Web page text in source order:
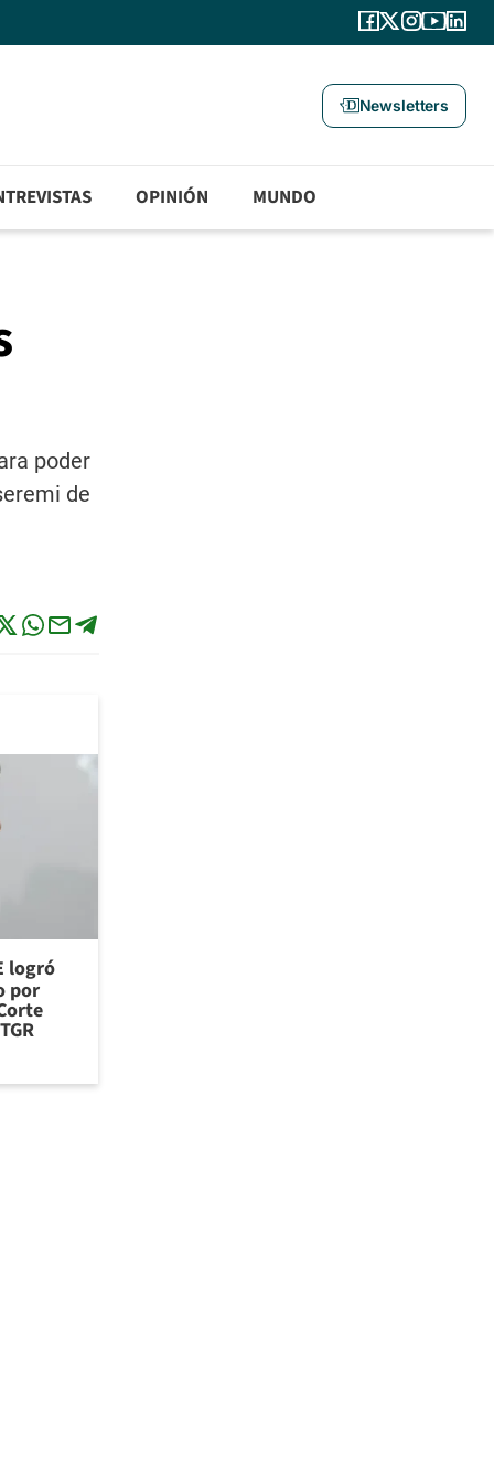
Newsletters
OPINIÓN MUNDO
poder
de
logró
por